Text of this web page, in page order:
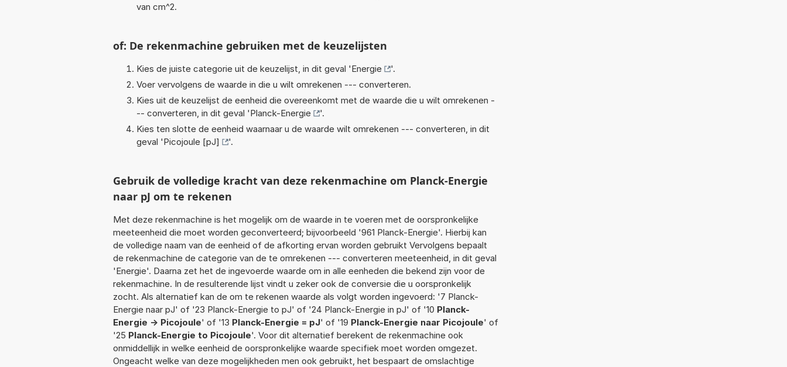
van cm^2.
of: De rekenmachine gebruiken met de keuzelijsten
Kies de juiste categorie uit de keuzelijst, in dit geval 'Energie
'.
Voer vervolgens de waarde in die u wilt omrekenen --- converteren.
Kies uit de keuzelijst de eenheid die overeenkomt met de waarde die u wilt omrekenen -
-- converteren, in dit geval 'Planck-Energie
'.
Kies ten slotte de eenheid waarnaar u de waarde wilt omrekenen --- converteren, in dit
geval 'Picojoule [pJ] '.
Gebruik de volledige kracht van deze rekenmachine om Planck-Energie
naar pJ om te rekenen
Met deze rekenmachine is het mogelijk om de waarde in te voeren met de oorspronkelijke
meeteenheid die moet worden geconverteerd; bijvoorbeeld '961 Planck-Energie'. Hierbij kan
de volledige naam van de eenheid of de afkorting ervan worden gebruikt Vervolgens bepaalt
de rekenmachine de categorie van de te omrekenen --- converteren meeteenheid, in dit geval
'Energie'. Daarna zet het de ingevoerde waarde om in alle eenheden die bekend zijn voor de
rekenmachine. In de resulterende lijst vindt u zeker ook de conversie die u oorspronkelijk
zocht. Als alternatief kan de om te rekenen waarde als volgt worden ingevoerd: '7 Planck-
Energie naar pJ' of '23 Planck-Energie to pJ' of '24 Planck-Energie in pJ' of '10 Planck-
Energie -> Picojoule' of '13 Planck-Energie = pJ' of '19 Planck-Energie naar Picojoule' of
'25 Planck-Energie to Picojoule'. Voor dit alternatief berekent de rekenmachine ook
onmiddellijk in welke eenheid de oorspronkelijke waarde specifiek moet worden omgezet.
Ongeacht welke van deze mogelijkheden men ook gebruikt, het bespaart de omslachtige